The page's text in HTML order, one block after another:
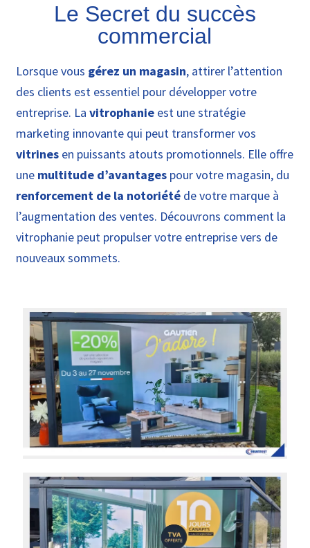
Le Secret du succès
commercial
Lorsque vous gérez un magasin, attirer l’attention
des clients est essentiel pour développer votre
entreprise. Lavitrophanie est une stratégie
marketing innovante qui peut transformer vos
vitrines en puissants atouts promotionnels. Elle offre
une multitude d’avantages pour votre magasin, du
renforcement de la notoriété de votre marque à
l’augmentation des ventes. Découvrons comment la
vitrophanie peut propulser votre entreprise vers de
nouveaux sommets.